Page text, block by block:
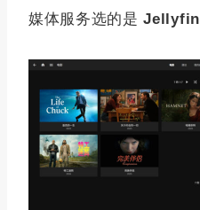
媒体服务选的是Jellyfin